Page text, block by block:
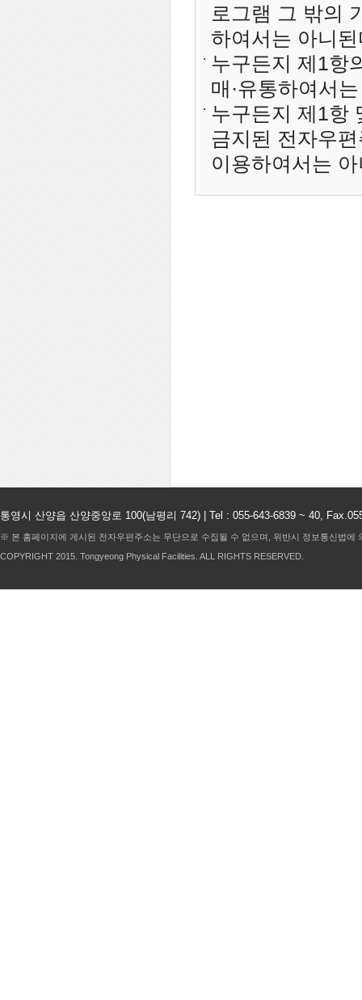
로그램 그 밖의
하여서는 아니
누구든지 제1항
매·유통하여서
누구든지 제1항
금지된 전자우
이용하여서는
통영시 산양읍 산양중앙로 100(남평리 742) | Tel : 055-643-6839 ~ 40,
※ 본 홈페이지에 게시된 전자우편주소는 무단으로 수집될 수 없으며, 위반시 정보통신법에
COPYRIGHT 2015. Tongyeong Physical Facilities . ALL RIGHTS RESERVED.